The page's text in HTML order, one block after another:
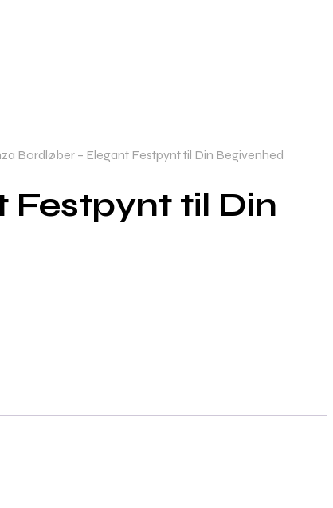
Bordløber – Elegant Festpynt til Din Begivenhed
Festpynt til Din